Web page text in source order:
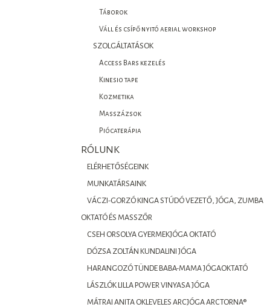
Táborok
Váll és csípő nyitó aerial workshop
SZOLGÁLTATÁSOK
Access Bars kezelés
Kinesio tape
Kozmetika
Masszázsok
Piócaterápia
RÓLUNK
ELÉRHETŐSÉGEINK
MUNKATÁRSAINK
VÁCZI-GORZÓ KINGA STÚDÓ VEZETŐ, JÓGA, ZUMBA
OKTATÓ ÉS MASSZŐR
CSEH ORSOLYA GYERMEKJÓGA OKTATÓ
DÓZSA ZOLTÁN KUNDALINI JÓGA
HARANGOZÓ TÜNDE BABA-MAMA JÓGAOKTATÓ
LÁSZLÓK LILLA POWER VINYASA JÓGA
MÁTRAI ANITA OKLEVELES ARCJÓGA ARCTORNA®